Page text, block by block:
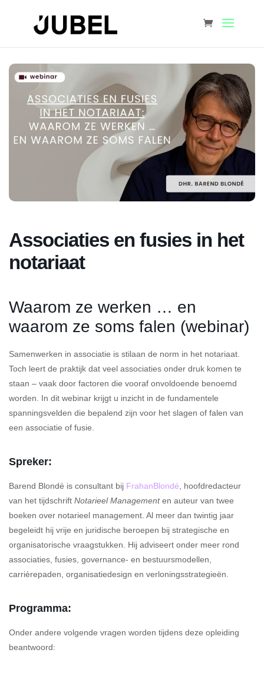
Associaties en fusies in het
notariaat
Waarom ze werken … en
waarom ze soms falen (webinar)
Samenwerken in associatie is stilaan de norm in het notariaat.
Toch leert de praktijk dat veel associaties onder druk komen te
staan – vaak door factoren die vooraf onvoldoende benoemd
worden. In dit webinar krijgt u inzicht in de fundamentele
spanningsvelden die bepalend zijn voor het slagen of falen van
een associatie of fusie.
Spreker:
Barend Blondé is consultant bij FrahanBlondé , hoofdredacteur
van het tijdschrift Notarieel Managementen auteur van twee
boeken over notarieel management. Al meer dan twintig jaar
begeleidt hij vrije en juridische beroepen bij strategische en
organisatorische vraagstukken. Hij adviseert onder meer rond
associaties, fusies, governance- en bestuursmodellen,
carrièrepaden, organisatiedesign en verloningsstrategieën.
Programma:
Onder andere volgende vragen worden tijdens deze opleiding
beantwoord: